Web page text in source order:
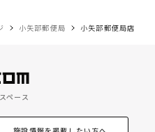
小矢部郵便局 小矢部郵便局店
ペース